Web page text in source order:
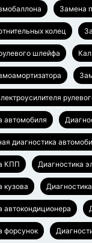
Замена
колец
шлейфа
автомобиля
диагностика
КПП Диагностика
кузова
автокондиционера
форсунок